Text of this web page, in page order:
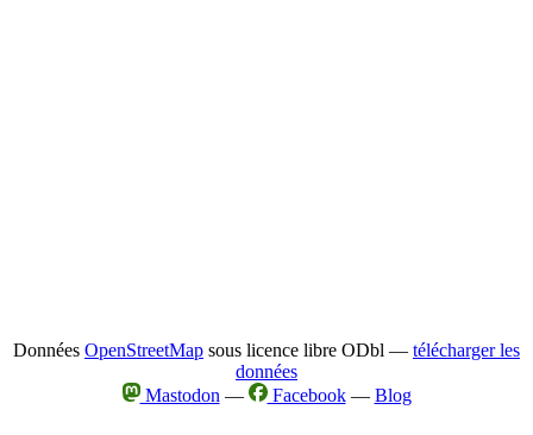
Données OpenStreetMap sous licence libre ODbl — télécharger les
données
Mastodon — Facebook— Blog